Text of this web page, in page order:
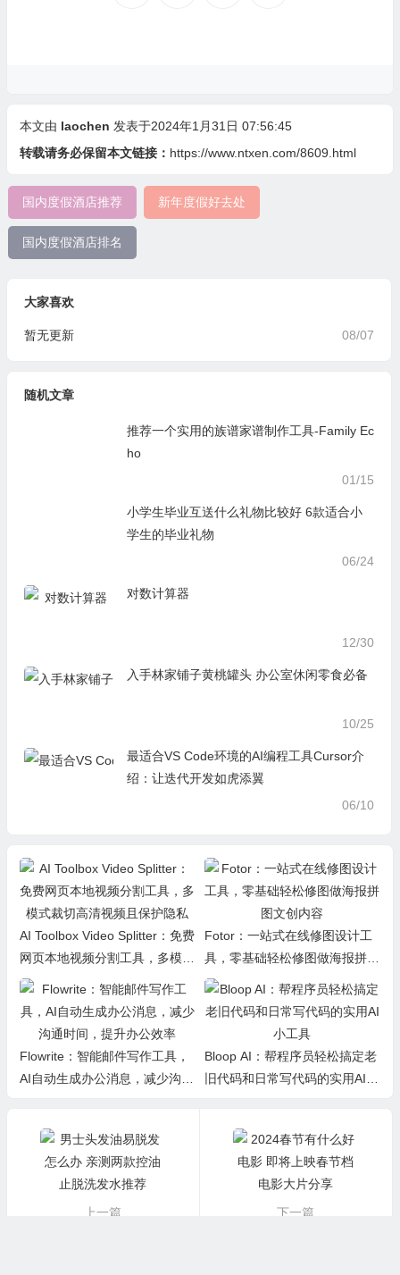
本文由 laochen 发表于2024年1月31日 07:56:45
转载请务必保留本文链接： https://www.ntxen.com/8609.html
国内度假酒店推荐 新年度假好去处
国内度假酒店排名
大家喜欢
08/07
暂无更新
随机文章
推荐一个实用的族谱家谱制作工具-Family Ec
ho
01/15
小学生毕业互送什么礼物比较好 6款适合小
学生的毕业礼物
06/24
对数计算器
12/30
入手林家铺子黄桃罐头 办公室休闲零食必备
10/25
最适合VS Code环境的AI编程工具Cursor介
绍：让迭代开发如虎添翼
06/10
AI Toolbox Video Splitter：免费
网页本地视频分割工具，多模式
裁切高清视频且保护隐私
Fotor：一站式在线修图设计工
具，零基础轻松修图做海报拼图
文创内容
Flowrite：智能邮件写作工具，
AI自动生成办公消息，减少沟通
Bloop AI：帮程序员轻松搞定老
旧代码和日常写代码的实用AI小
上一篇
下一篇